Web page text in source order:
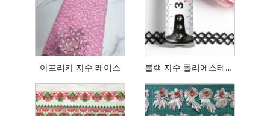
아프리카 자수 레이스 블랙 자수 폴리에스테르 레이스 트리밍